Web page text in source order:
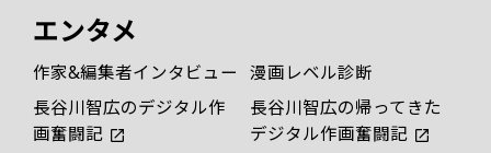
エンタメ
作家&編集者インタビュー 漫画レベル診断
長谷川智広のデジタル作
画奮闘記
長谷川智広の帰ってきた
デジタル作画奮闘記